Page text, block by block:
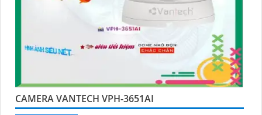
CAMERA VANTECH VPH-3651AI